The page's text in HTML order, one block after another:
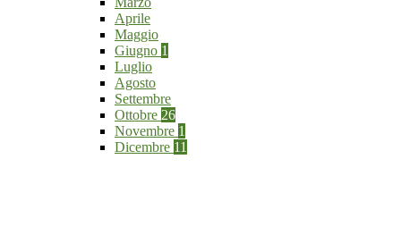
Aprile
Maggio
Giugno 1
Luglio
Agosto
Settembre
Ottobre 26
Novembre 1
Dicembre 11